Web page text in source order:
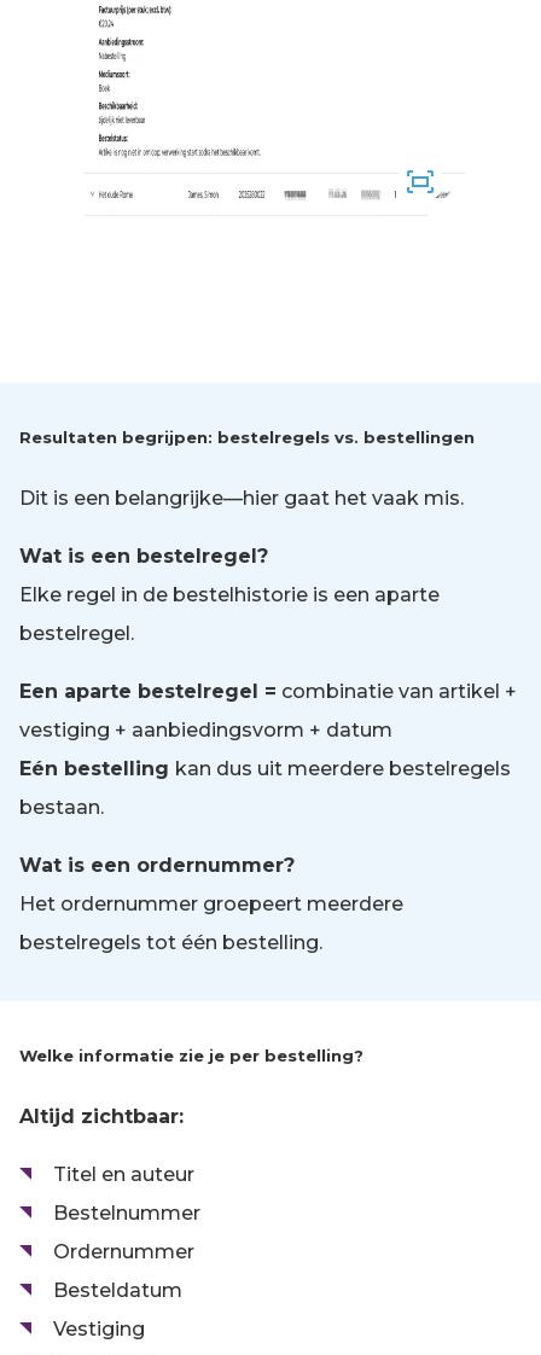
Resultaten begrijpen: bestelregels vs. bestellingen
Dit is een belangrijke—hier gaat het vaak mis.
Wat is een bestelregel?
Elke regel in de bestelhistorie is een aparte
bestelregel.
Een aparte bestelregel = combinatie van artikel +
vestiging + aanbiedingsvorm + datum
Eén bestelling kan dus uit meerdere bestelregels
bestaan.
Wat is een ordernummer?
Het ordernummer groepeert meerdere
bestelregels tot één bestelling.
Welke informatie zie je per bestelling?
Altijd zichtbaar:
Titel en auteur
Bestelnummer
Ordernummer
Besteldatum
Vestiging